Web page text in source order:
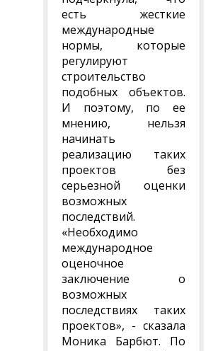
есть жесткие
международные
нормы, которые
регулируют
строительство
подобных объектов.
И поэтому, по ее
мнению, нельзя
начинать
реализацию таких
проектов без
серьезной оценки
возможных
последствий.
«Необходимо
международное
оценочное
заключение о
возможных
последствиях таких
проектов», - сказала
Моника Барбют. По